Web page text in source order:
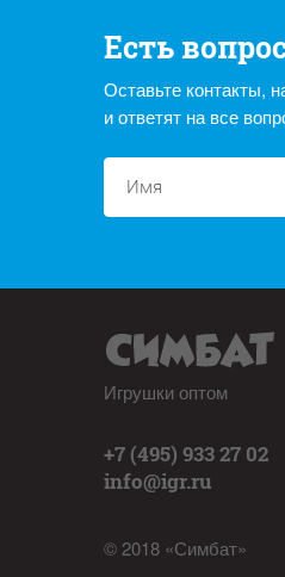
Есть
Оставьте контакты,
и ответят на все
Игрушки оптом
+7 (495) 933 27 02
info@igr.ru
© 2018 «Симбат»